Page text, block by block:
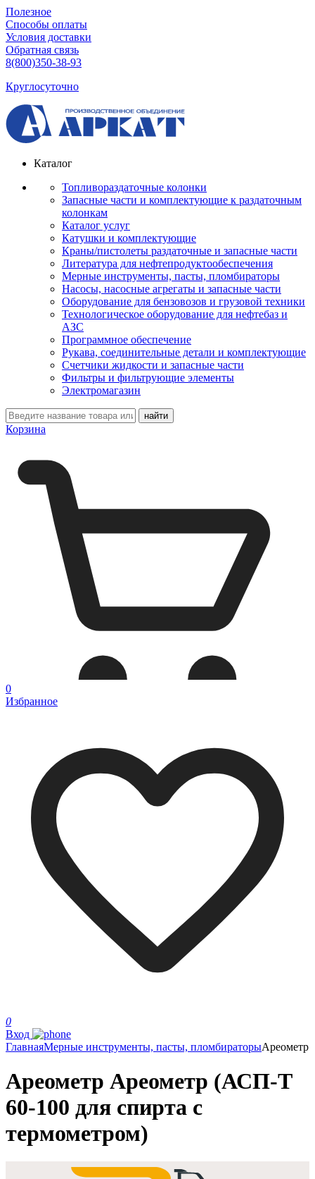
Полезное
Способы оплаты
Условия доставки
Обратная связь
8(800)350-38-93
Круглосуточно
Каталог
Топливораздаточные колонки
Запасные части и комплектующие к раздаточным
колонкам
Каталог услуг
Катушки и комплектующие
Краны/пистолеты раздаточные и запасные части
Литература для нефтепродуктообеспечения
Мерные инструменты, пасты, пломбираторы
Насосы, насосные агрегаты и запасные части
Оборудование для бензовозов и грузовой техники
Технологическое оборудование для нефтебаз и
АЗС
Программное обеспечение
Рукава, соединительные детали и комплектующие
Счетчики жидкости и запасные части
Фильтры и фильтрующие элементы
Электромагазин
Корзина
0
Избранное
0
Вход
ГлавнаяМерные инструменты, пасты, пломбираторыАреометр
Ареометр Ареометр (АСП-Т
60-100 для спирта с
термометром)